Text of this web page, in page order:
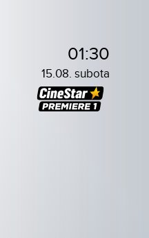
01:30
15.08. subota